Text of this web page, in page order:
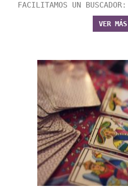
FACILITAMOS UN
VER MÁS